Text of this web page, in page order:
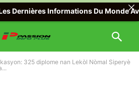
325 diplome nan Lekòl Nòmal Siperyè
Dernières Informations Du Monde